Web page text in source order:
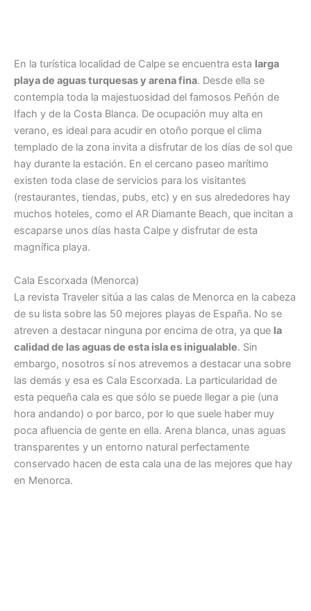
En la turística localidad de Calpe se encuentra esta larga
playa de aguas turquesas y arena fina. Desde ella se
contempla toda la majestuosidad del famosos Peñón de
Ifach y de la Costa Blanca. De ocupación muy alta en
verano, es ideal para acudir en otoño porque el clima
templado de la zona invita a disfrutar de los días de sol que
hay durante la estación. En el cercano paseo marítimo
existen toda clase de servicios para los visitantes
(restaurantes, tiendas, pubs, etc) y en sus alrededores hay
muchos hoteles, como el AR Diamante Beach, que incitan a
escaparse unos días hasta Calpe y disfrutar de esta
magnífica playa.
Cala Escorxada (Menorca)
La revista Traveler sitúa a las calas de Menorca en la cabeza
de su lista sobre las 50 mejores playas de España. No se
atreven a destacar ninguna por encima de otra, ya que la
calidad de las aguas de esta isla es inigualable. Sin
embargo, nosotros sí nos atrevemos a destacar una sobre
las demás y esa es Cala Escorxada. La particularidad de
esta pequeña cala es que sólo se puede llegar a pie (una
hora andando) o por barco, por lo que suele haber muy
poca afluencia de gente en ella. Arena blanca, unas aguas
transparentes y un entorno natural perfectamente
conservado hacen de esta cala una de las mejores que hay
en Menorca.